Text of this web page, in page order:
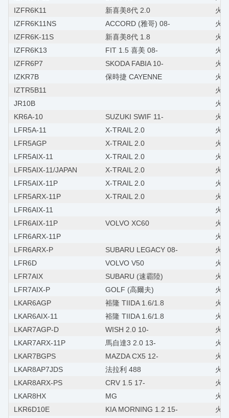
IZFR6K11
新喜美8代 2.0
火
IZFR6K11NS
ACCORD (雅哥) 08-
火
IZFR6K-11S
新喜美8代 1.8
火
IZFR6K13
FIT 1.5 喜美 08-
火
IZFR6P7
SKODA FABIA 10-
火
IZKR7B
保時捷 CAYENNE
火
IZTR5B11
火
JR10B
火
KR6A-10
SUZUKI SWIF 11-
火
LFR5A-11
X-TRAIL 2.0
火
LFR5AGP
X-TRAIL 2.0
火
LFR5AIX-11
X-TRAIL 2.0
火
LFR5AIX-11/JAPAN
X-TRAIL 2.0
火
LFR5AIX-11P
X-TRAIL 2.0
火
LFR5ARX-11P
X-TRAIL 2.0
火
LFR6AIX-11
火
LFR6AIX-11P
VOLVO XC60
火
LFR6ARX-11P
火
LFR6ARX-P
SUBARU LEGACY 08-
火
LFR6D
VOLVO V50
火
LFR7AIX
SUBARU (速霸陸)
火
LFR7AIX-P
GOLF (高爾夫)
火
LKAR6AGP
裕隆 TIIDA 1.6/1.8
火
LKAR6AIX-11
裕隆 TIIDA 1.6/1.8
火
LKAR7AGP-D
WISH 2.0 10-
火
LKAR7ARX-11P
馬自達3 2.0 13-
火
LKAR7BGPS
MAZDA CX5 12-
火
LKAR8AP7JDS
法拉利 488
火
LKAR8ARX-PS
CRV 1.5 17-
火
LKAR8HX
MG
火
LKR6D10E
KIA MORNING 1.2 15-
火